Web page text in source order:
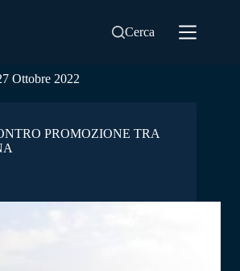
Cerca
Ottobre 2022
PROMOZIONE TRA